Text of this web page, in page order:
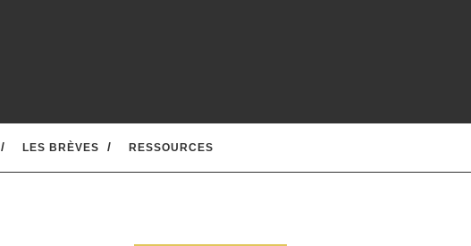
LES BRÈVES RESSOURCES